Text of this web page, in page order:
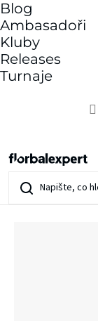
Přejít
na
obsah
Blog
Ambasadoři
Kluby
Releases
Turnaje